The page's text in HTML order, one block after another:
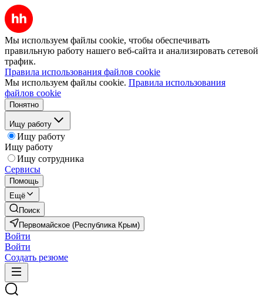
Мы используем файлы cookie, чтобы обеспечивать
правильную работу нашего веб-сайта и анализировать сетевой
трафик.
Правила использования файлов cookie
Мы используем файлы cookie. Правила использования
файлов cookie
Понятно
Ищу работу
Ищу работу
Ищу работу
Ищу сотрудника
Сервисы
Помощь
Ещё
Поиск
Первомайское (Республика Крым)
Войти
Войти
Создать резюме